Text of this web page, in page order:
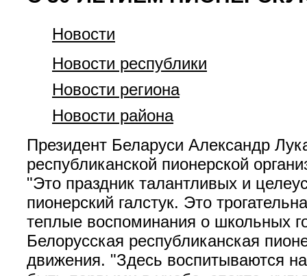
Новости
Новости республики
Новости региона
Новости района
Президент Беларуси Александр
республиканской пионерской
"Это праздник талантливых и
пионерский галстук. Это
теплые воспоминания о школьных
Белорусская республиканская
движения. "Здесь воспитываются